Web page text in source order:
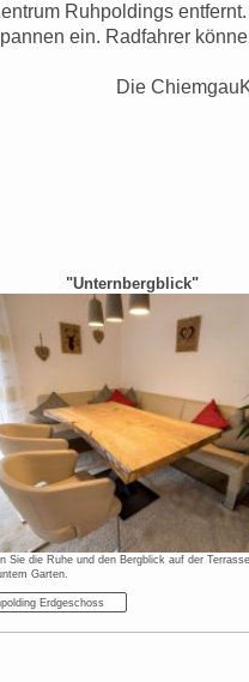
Ruhpoldings
ein. Radfahrer
Die
"Unternbergblick"
Sie die Ruhe und den Bergblick auf der
Garten.
Erdgeschoss